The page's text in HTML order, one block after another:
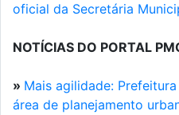
oficial da Secretária
NOTÍCIAS DO PORTAL
» Mais agilidade:
área de planejamento